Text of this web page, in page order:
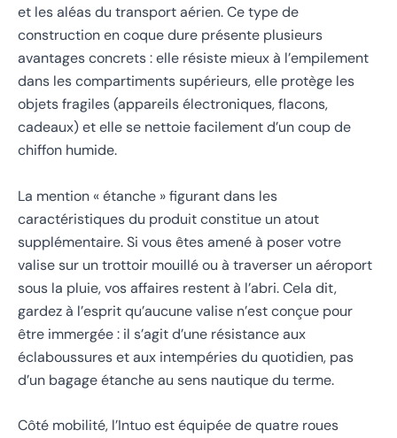
et les aléas du transport aérien. Ce type de
construction en coque dure présente plusieurs
avantages concrets : elle résiste mieux à l’empilement
dans les compartiments supérieurs, elle protège les
objets fragiles (appareils électroniques, flacons,
cadeaux) et elle se nettoie facilement d’un coup de
chiffon humide.
La mention « étanche » figurant dans les
caractéristiques du produit constitue un atout
supplémentaire. Si vous êtes amené à poser votre
valise sur un trottoir mouillé ou à traverser un aéroport
sous la pluie, vos affaires restent à l’abri. Cela dit,
gardez à l’esprit qu’aucune valise n’est conçue pour
être immergée : il s’agit d’une résistance aux
éclaboussures et aux intempéries du quotidien, pas
d’un bagage étanche au sens nautique du terme.
Côté mobilité, l’Intuo est équipée de quatre roues